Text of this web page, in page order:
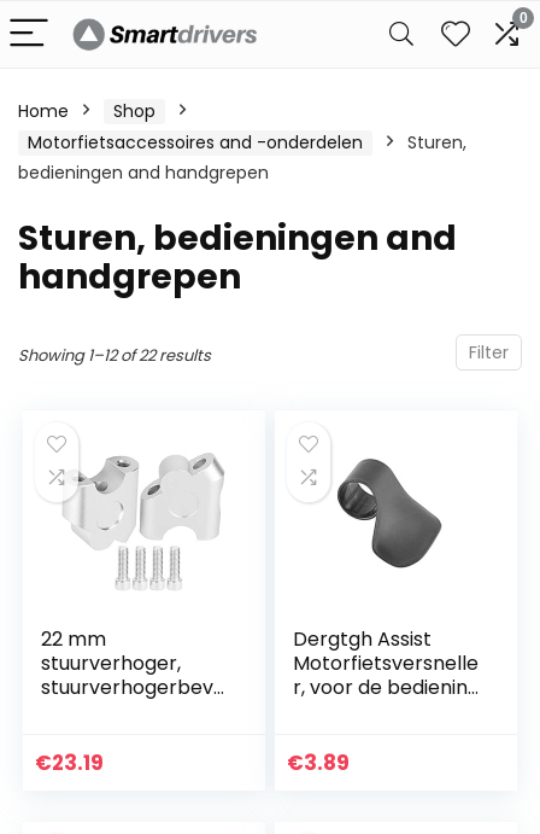
0
Home
Shop
Motorfietsaccessoires and -onderdelen
Sturen,
bedieningen and handgrepen
Sturen, bedieningen and
handgrepen
Filter
Showing 1–12 of 22 results
22 mm
stuurverhoger,
stuurverhogerbeve
30 mm verhogen
€23.19
Dergtgh Assist
Motorfietsversnelle
r, voor de bediening
voor alle 7/8 inch…
€3.89